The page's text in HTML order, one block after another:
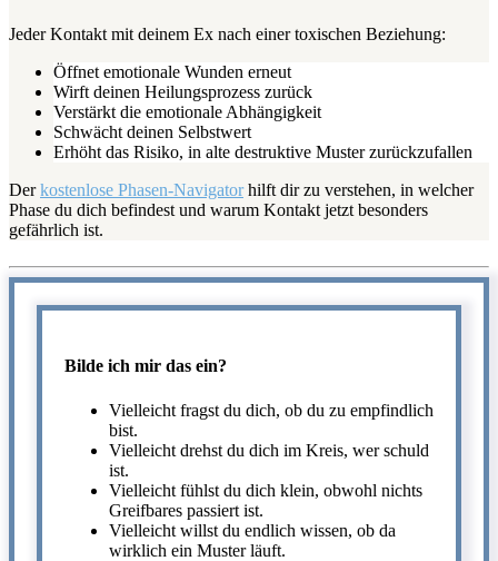
Jeder Kontakt mit deinem Ex nach einer toxischen Beziehung:
Öffnet emotionale Wunden erneut
Wirft deinen Heilungsprozess zurück
Verstärkt die emotionale Abhängigkeit
Schwächt deinen Selbstwert
Erhöht das Risiko, in alte destruktive Muster zurückzufallen
Derkostenlose Phasen-Navigatorhilft dir zu verstehen, in welcher
Phase du dich befindest und warum Kontakt jetzt besonders
gefährlich ist.
Bilde ich mir das ein?
Vielleicht fragst du dich, ob du zu empfindlich
bist.
Vielleicht drehst du dich im Kreis, wer schuld
ist.
Vielleicht fühlst du dich klein, obwohl nichts
Greifbares passiert ist.
Vielleicht willst du endlich wissen, ob da
wirklich ein Muster läuft.